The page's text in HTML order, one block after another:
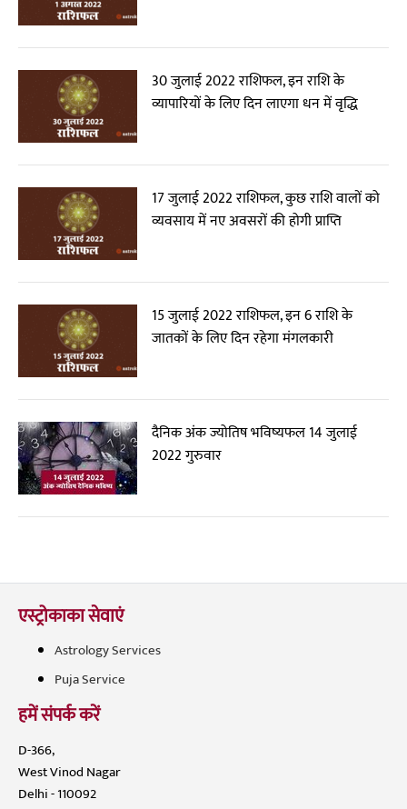
30 जुलाई 2022 राशिफल, इन राशि के
व्यापारियों के लिए दिन लाएगा धन में वृद्धि
17 जुलाई 2022 राशिफल, कुछ राशि वालों को
व्यवसाय में नए अवसरों की होगी प्राप्ति
15 जुलाई 2022 राशिफल, इन 6 राशि के
जातकों के लिए दिन रहेगा मंगलकारी
दैनिक अंक ज्योतिष भविष्यफल 14 जुलाई
2022 गुरुवार
एस्ट्रोकाका सेवाएं
Astrology Services
Puja Service
हमें संपर्क करें
D-366,
West Vinod Nagar
Delhi - 110092